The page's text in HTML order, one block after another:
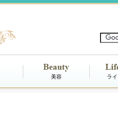
美容 ラ